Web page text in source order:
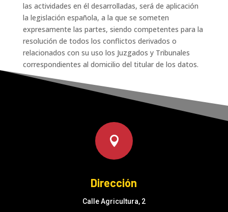
las actividades en él desarrolladas, será de aplicación
la legislación española, a la que se someten
expresamente las partes, siendo competentes para la
resolución de todos los conflictos derivados o
relacionados con su uso los Juzgados y Tribunales
correspondientes al domicilio del titular de los datos.

Dirección
Calle Agricultura, 2